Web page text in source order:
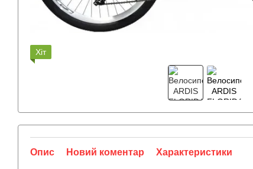
Хіт
Опис Новий коментар Характеристики